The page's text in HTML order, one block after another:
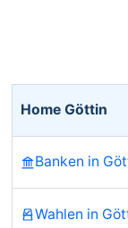
Home Göttin
Banken in
Wahlen in